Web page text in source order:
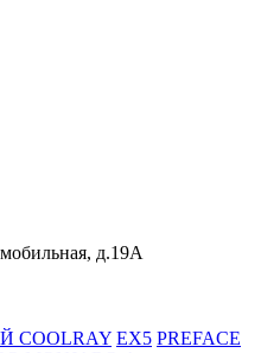
д.19А
COOLRAY EX5 PREFACE